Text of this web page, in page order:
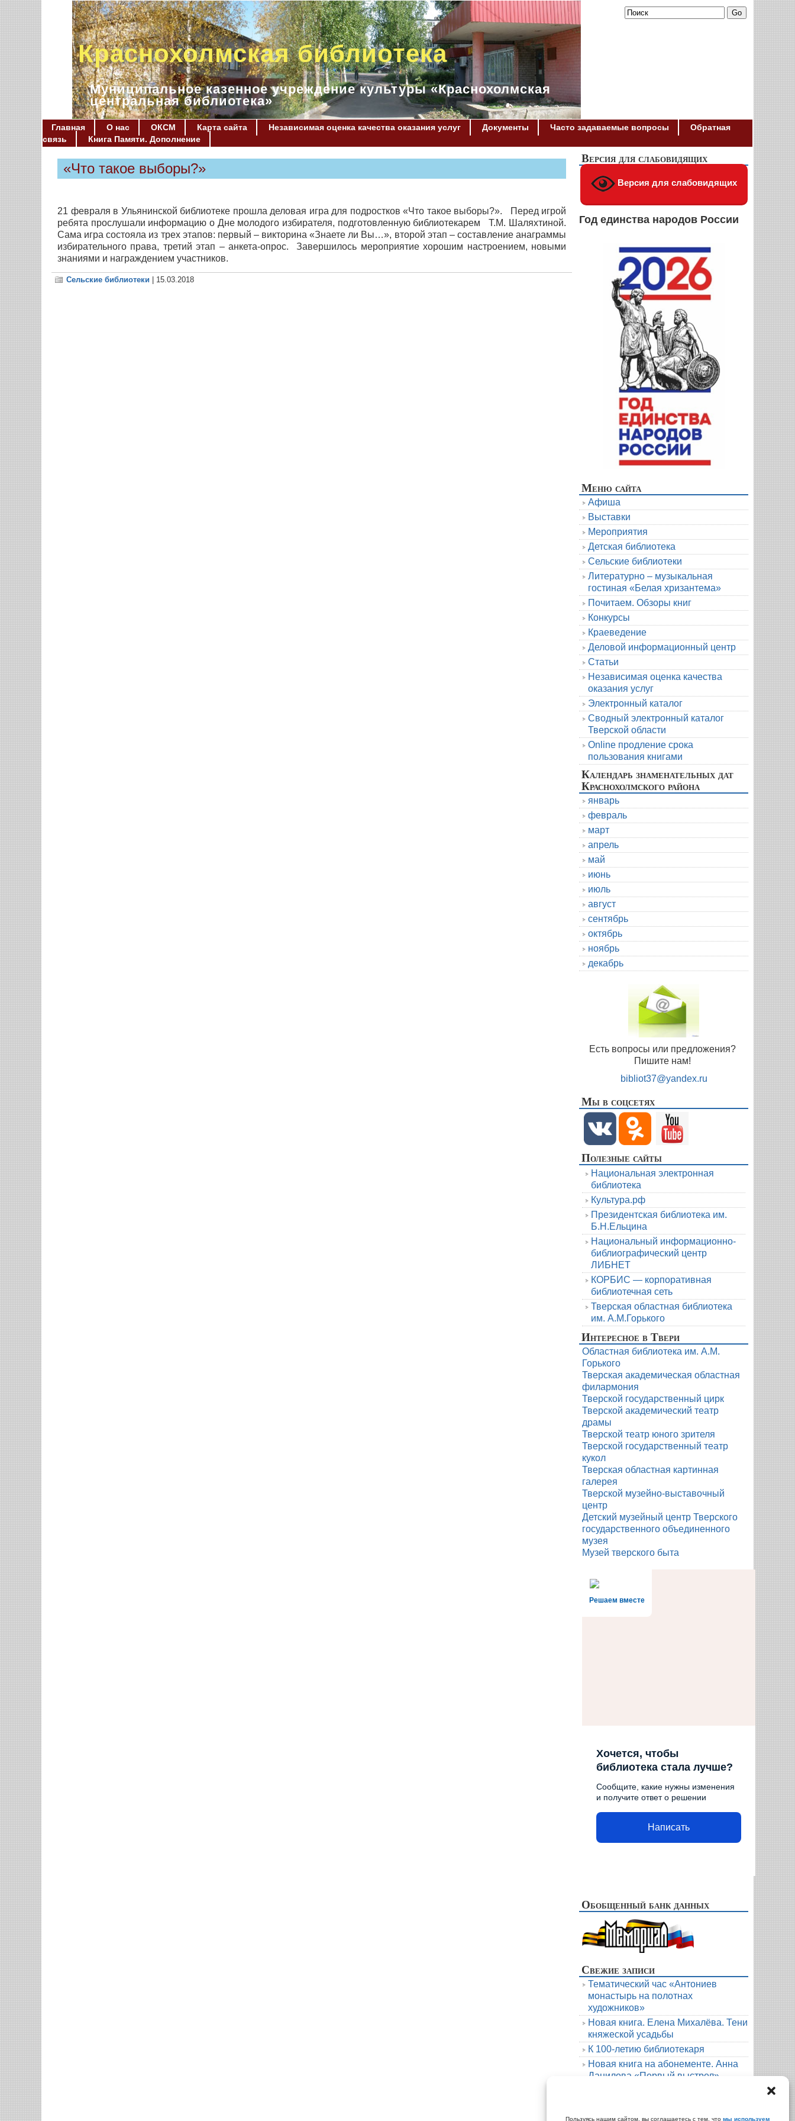
Пользуясь нашим сайтом, вы соглашаетесь с тем, что мы используем
Краснохолмская библиотека
Муниципальное казенное учреждение культуры «Краснохолмская
центральная библиотека»
Главная О нас ОКСМ Карта сайта Независимая оценка качества оказания услуг Документы Часто задаваемые вопросы
Обратная
связь
Книга Памяти. Дополнение
«Что такое выборы?»
21 февраля в Ульянинской библиотеке прошла деловая игра для подростков «Что такое выборы?». Перед игрой
ребята прослушали информацию о Дне молодого избирателя, подготовленную библиотекарем Т.М. Шаляхтиной.
Сама игра состояла из трех этапов: первый – викторина «Знаете ли Вы…», второй этап – составление анаграммы
избирательного права, третий этап – анкета-опрос. Завершилось мероприятие хорошим настроением, новыми
знаниями и награждением участников.
Сельские библиотеки | 15.03.2018
Версия для слабовидящих
Версия для слабовидящих
Год единства народов России
Меню сайта
Афиша
Выставки
Мероприятия
Детская библиотека
Сельские библиотеки
Литературно – музыкальная
гостиная «Белая хризантема»
Почитаем. Обзоры книг
Конкурсы
Краеведение
Деловой информационный центр
Статьи
Независимая оценка качества
оказания услуг
Электронный каталог
Сводный электронный каталог
Тверской области
Online продление срока
пользования книгами
Календарь знаменательных дат
Краснохолмского района
январь
февраль
март
апрель
май
июнь
июль
август
сентябрь
октябрь
ноябрь
декабрь
Есть вопросы или предложения?
Пишите нам!
bibliot37@yandex.ru
Мы в соцсетях
Полезные сайты
Национальная электронная
библиотека
Культура.рф
Президентская библиотека им.
Б.Н.Ельцина
Национальный информационно-
библиографический центр
ЛИБНЕТ
КОРБИС — корпоративная
библиотечная сеть
Тверская областная библиотека
им. А.М.Горького
Интересное в Твери
Областная библиотека им. А.М.
Горького
Тверская академическая областная
филармония
Тверской государственный цирк
Тверской академический театр
драмы
Тверской театр юного зрителя
Тверской государственный театр
кукол
Тверская областная картинная
галерея
Тверской музейно-выставочный
центр
Детский музейный центр Тверского
государственного объединенного
музея
Музей тверского быта
Решаем вместе
Хочется, чтобы
библиотека стала лучше?
Сообщите, какие нужны изменения
и получите ответ о решении
Написать
Обобщенный банк данных
Свежие записи
Тематический час «Антониев
монастырь на полотнах
художников»
Новая книга. Елена Михалёва. Тени
княжеской усадьбы
К 100-летию библиотекаря
Новая книга на абонементе. Анна
Данилова «Первый выстрел»